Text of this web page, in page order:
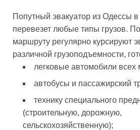
Попутный эвакуатор из Одессы
перевезет любые типы грузов.
маршруту регулярно курсируют
различной грузоподъемности,
легковые автомобили всех
автобусы и пассажирский
технику специального
(строительную, дорожную,
сельскохозяйственную);